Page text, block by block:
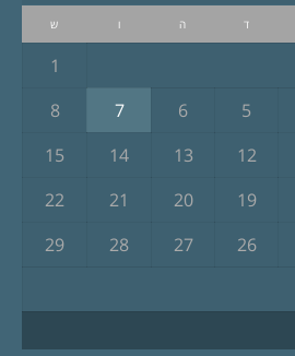
ד ה ו ש
1
5
6
7
8
12
13
14
15
19
20
21
22
26
27
28
29